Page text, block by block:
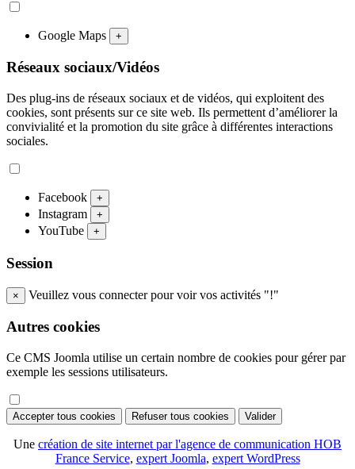
Google Maps +
Réseaux sociaux/Vidéos
Des plug-ins de réseaux sociaux et de vidéos, qui exploitent des
cookies, sont présents sur ce site web. Ils permettent d’améliorer la
convivialité et la promotion du site grâce à différentes interactions
sociales.
Facebook +
Instagram +
YouTube +
Session
× Veuillez vous connecter pour voir vos activités "!"
Autres cookies
Ce CMS Joomla utilise un certain nombre de cookies pour gérer par
exemple les sessions utilisateurs.
Accepter tous cookies Refuser tous cookies Valider
Une création de site internet par l'agence de communication HOB
France Service, expert Joomla, expert WordPress